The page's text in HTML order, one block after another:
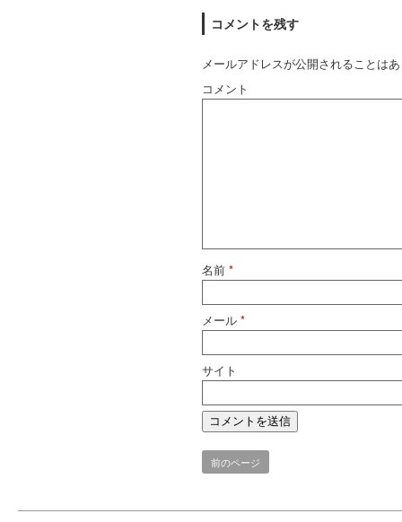
コメントを残す
メールアドレスが公開されることは
コメント
名前 *
メール *
サイト
前のページ